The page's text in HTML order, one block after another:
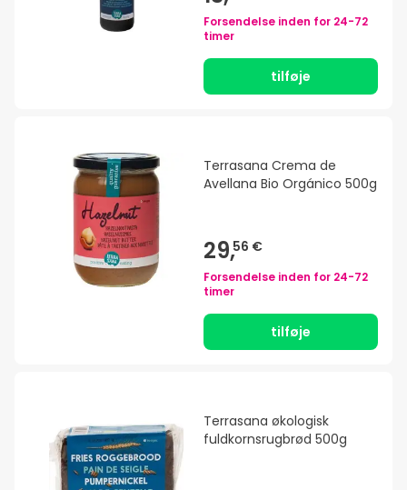
Forsendelse inden for 24-72
timer
tilføje
Terrasana Crema de
Avellana Bio Orgánico 500g
29,56 €
Forsendelse inden for 24-72
timer
tilføje
Terrasana økologisk
fuldkornsrugbrød 500g